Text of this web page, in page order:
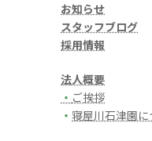
お知らせ
スタッフブログ
採用情報
法人概要
・ ご挨拶
・ 寝屋川石津園に